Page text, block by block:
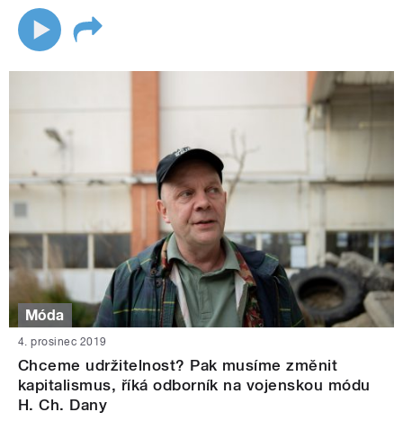
Móda
4. prosinec 2019
Chceme udržitelnost? Pak musíme změnit
kapitalismus, říká odborník na vojenskou módu
H. Ch. Dany